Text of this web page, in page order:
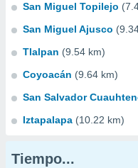
San Miguel Topilejo
San Miguel Ajusco
Tlalpan (9.54 km)
Coyoacán (9.64 km)
San Salvador
Iztapalapa (10.22 km)
Tiempo...